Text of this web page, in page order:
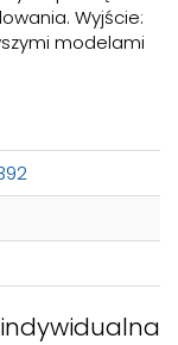
Wyjście:
modelami